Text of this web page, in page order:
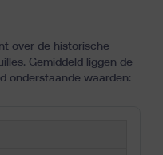
over de historische
Gemiddeld liggen de
onderstaande waarden: